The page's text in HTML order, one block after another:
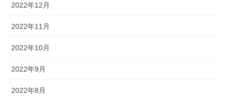
2022年12月
2022年11月
2022年10月
2022年9月
2022年8月